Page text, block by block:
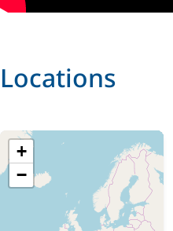
Locations
+
−